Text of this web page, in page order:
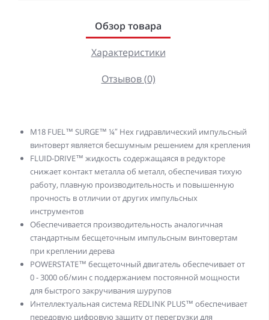
Обзор товара
Характеристики
Отзывов (0)
M18 FUEL™ SURGE™ ¼″ Hex гидравлический импульсный
винтоверт является бесшумным решением для крепления
FLUID-DRIVE™ жидкость содержащаяся в редукторе
снижает контакт металла об металл, обеспечивая тихую
работу, плавную производительность и повышенную
прочность в отличии от других импульсных
инструментов
Обеспечивается производительность аналогичная
стандартным бесщеточным импульсным винтовертам
при креплении дерева
POWERSTATE™ бесщеточный двигатель обеспечивает от
0 - 3000 об/мин с поддержанием постоянной мощности
для быстрого закручивания шурупов
Интеллектуальная система REDLINK PLUS™ обеспечивает
передовую цифровую защиту от перегрузки для